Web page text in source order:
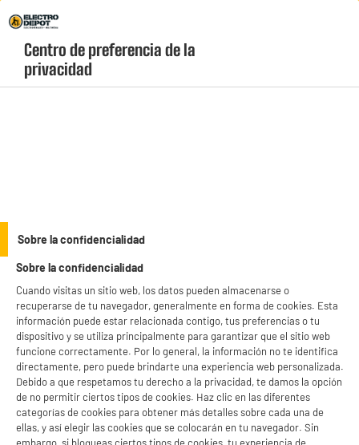
Menú
geolocation-header-icon-text
account
Etapas de mi pedido
¿Cómo modificar o anular mi pedido?
¿Cómo hacer seguimiento de mi pedido?
DEPOT
y sus socios utilizan cookies que procesan tus datos personales para:
- ofrecer publicidad y comunicaciones personalizadas
- facilitar el intercambio de contenido en las redes sociales
- analizar el tráfico en nuestro sitio web Consulta la política de cookies.
Consulta la política de cookies.
Si aceptas, la experiencia será aún mejor. Si no acepta, se utilizarán cookies
estadísticas anónimas basadas en tu navegación. Puedes oponerte a su uso
gestionando sus cookies.
¡Buena visita!
✔ ACEPTAR TODAS
Centro de preferencia de la
privacidad
Sobre la confidencialidad
Sobre la confidencialidad
Cuando visitas un sitio web, los datos pueden almacenarse o
recuperarse de tu navegador, generalmente en forma de cookies. Esta
información puede estar relacionada contigo, tus preferencias o tu
dispositivo y se utiliza principalmente para garantizar que el sitio web
funcione correctamente. Por lo general, la información no te identifica
directamente, pero puede brindarte una experiencia web personalizada.
Debido a que respetamos tu derecho a la privacidad, te damos la opción
de no permitir ciertos tipos de cookies. Haz clic en las diferentes
categorías de cookies para obtener más detalles sobre cada una de
ellas, y así elegir las cookies que se colocarán en tu navegador. Sin
embargo, si bloqueas ciertos tipos de cookies, tu experiencia de